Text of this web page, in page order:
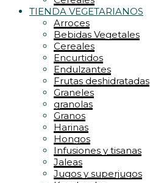
TIENDA VEGETARIANOS
Arroces
Bebidas Vegetales
Cereales
Encurtidos
Endulzantes
Frutas deshidratadas
Graneles
granolas
Granos
Harinas
Hongos
Infusiones y tisanas
Jaleas
Jugos y superjugos